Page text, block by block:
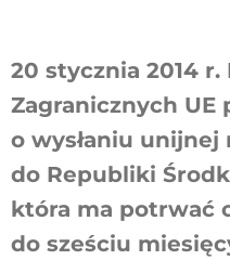
20 stycznia 2014 r.
Zagranicznych UE
o wysłaniu
do Republiki
która ma potrwać
do sześciu